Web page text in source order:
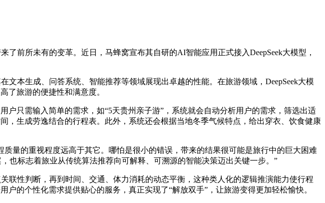
前所未有的变革。近日，马蜂窝宣布其自研的AI智能应用正式接入DeepSeek大模型，
本生成、问答系统、智能推荐等领域展现出卓越的性能。在旅游领域，DeepSeek大模
了旅游的便捷性和满意度。
只需输入简单的需求，如“5天贵州亲子游”，系统就会自动分析用户的需求，筛选出适
生成劳逸结合的行程表。此外，系统还会根据当地冬季气候特点，给出穿衣、饮食健康
的重视程度远高于其它。哪怕是很小的错误，带来的结果很可能是旅行中的巨大困难
也标志着旅业从传统算法推荐向可解释、可溯源的智能决策迈出关键一步。”
性判断，再到时间、交通、体力消耗的动态平衡，这种类人化的逻辑推演能力使行程
的个性化需求提供贴心的服务，真正实现了“解放双手”，让旅游变得更加轻松愉快。